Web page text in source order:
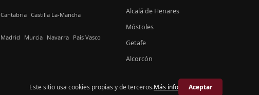
Cantabria Castilla La-Mancha
Madrid Murcia Navarra País Vasco
Alcalá de Henares
Móstoles
Getafe
Alcorcón
© 2026 Crónica Madrid
Este sitio usa cookies propias y de terceros.Más info Aceptar